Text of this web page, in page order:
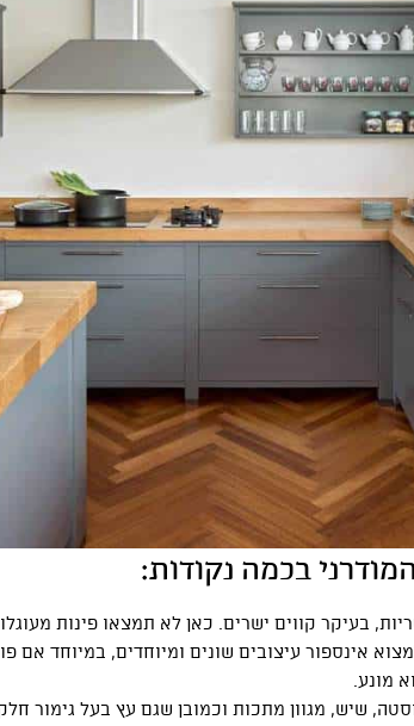
בכמה נקודות:
בעיקר קווים ישרים. כאן לא תמצאו פינות
אינספור עיצובים שונים ומיוחדים, במיוחד
מונע.
שיש, מגוון מתכות וכמובן שגם עץ בעל גימור